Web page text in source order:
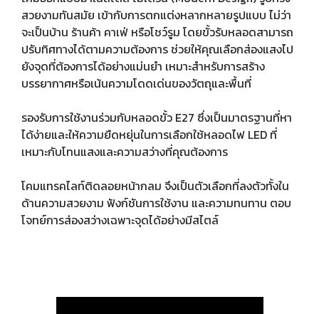
สวยงามทันสมัย เข้ากับการตกแต่งหลากหลายรูปแบบ ไม่ว่า
จะเป็นบ้าน ร้านค้า คาเฟ่ หรือโชว์รูม โดยขั้วรับหลอดสามารถ
ปรับทิศทางได้ตามความต้องการ ช่วยให้คุณเลือกส่องแสงไป
ยังจุดที่ต้องการได้อย่างแม่นยำ เหมาะสำหรับการสร้าง
บรรยากาศหรือเน้นความโดดเด่นของวัตถุและพื้นที่
รองรับการใช้งานร่วมกับหลอดขั้ว E27 ซึ่งเป็นมาตรฐานที่หา
ได้ง่ายและให้ความยืดหยุ่นในการเลือกใช้หลอดไฟ LED ที่
เหมาะกับโทนแสงและความสว่างที่คุณต้องการ
โคมแทรคไลท์ติดลอยหน้ากลม จึงเป็นตัวเลือกที่ลงตัวทั้งใน
ด้านความสวยงาม ฟังก์ชันการใช้งาน และความทนทาน ตอบ
โจทย์การส่องสว่างเฉพาะจุดได้อย่างมีสไตล์